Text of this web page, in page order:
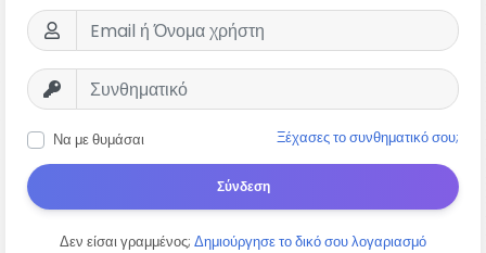
Να με θυμάσαι Ξέχασες το συνθηματικό σου;
Σύνδεση
Δεν είσαι γραμμένος; Δημιούργησε το δικό σου λογαριασμό